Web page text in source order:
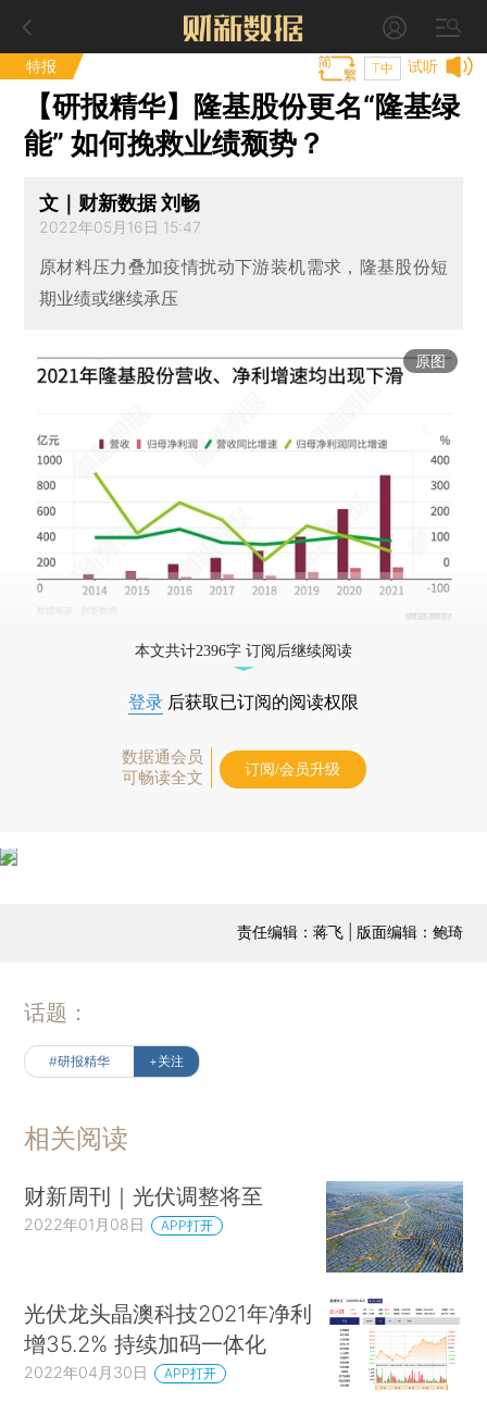
特报 试听
T中
【研报精华】隆基股份更名“隆基绿
能” 如何挽救业绩颓势？
文｜财新数据 刘畅
2022年05月16日 15:47
原材料压力叠加疫情扰动下游装机需求，隆基股份短
期业绩或继续承压
原图
本文共计2396字 订阅后继续阅读
登录 后获取已订阅的阅读权限
数据通会员
可畅读全文
订阅/会员升级
责任编辑：蒋飞 | 版面编辑：鲍琦
话题：
#研报精华 +关注
相关阅读
财新周刊｜光伏调整将至
2022年01月08日 APP打开
光伏龙头晶澳科技2021年净利
增35.2% 持续加码一体化
2022年04月30日 APP打开